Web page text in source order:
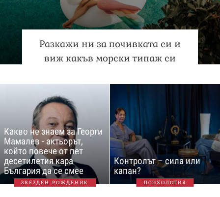
Разкажи ни за почивката си и
виж какъв морски типаж си
Какво не знаем за Георги
Мамалев - актьорът,
който повече от пет
десетилетия кара
България да се смее
ЗВЕЗДЕН РОЖДЕНИК
Контролът – сила или
капан?
ПСИХОЛОГИЯ